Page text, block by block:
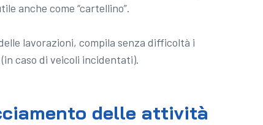
anche come “cartellino”.
lavorazioni, compila senza difficoltà i
caso di veicoli incidentati).
delle attività